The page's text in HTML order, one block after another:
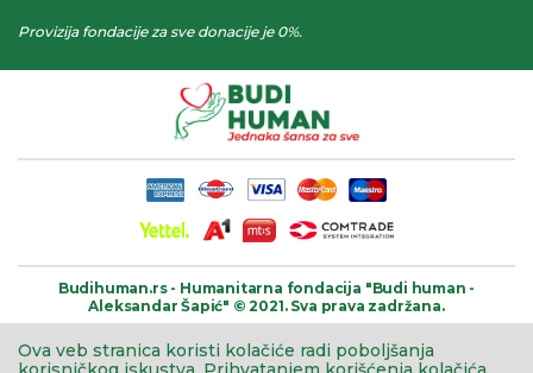
Provizija fondacije za sve donacije je 0%.
Budihuman.rs - Humanitarna fondacija "Budi human -
Aleksandar Šapić" © 2021. Sva prava zadržana.
Ova veb stranica koristi kolačiće radi poboljšanja